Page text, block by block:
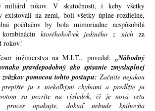
miliárd rokov. V skutočnosti, i keby všetky
existovali na zemi, boli všetky úplne rozdielne,
počítačov by bola mimoriadne nespôsobilá
ktoréhokoľvek jediného z nich za
rokov!
inžinierstva na M.I.T., povedal: „Náhodný
pravdepodobný ako spísanie zmysluplnej
pomocou tohto postupu: Začnite nejakou
prepíšte ju s niekoľkými chybami a predĺžte ju
sa pozrite na výsledok, či je nová veta
proces opakujte, dokiaľ nebude knihovňa